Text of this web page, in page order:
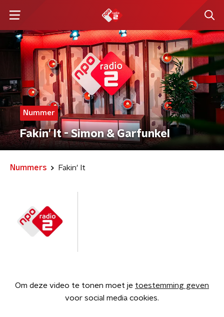
Nummer
Fakin' It - Simon & Garfunkel
Nummers Fakin' It
Om deze video te tonen moet je toestemming geven
voor social media cookies.